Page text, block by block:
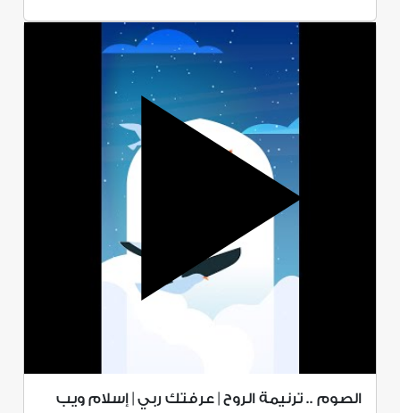
الصوم .. ترنيمة الروح | عرفتك ربي | إسلام ويب